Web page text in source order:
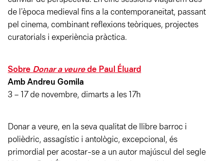
de l’època medieval fins a la contemporaneïtat, passant
pel cinema, combinant reflexions teòriques, projectes
curatorials i experiència pràctica.
Sobre Donar a veurede Paul Éluard
Amb Andreu Gomila
3 – 17 de novembre, dimarts a les 17h
Donar a veure, en la seva qualitat de llibre barroc i
polièdric, assagístic i antològic, excepcional, és
primordial per acostar-se a un autor majúscul del segle